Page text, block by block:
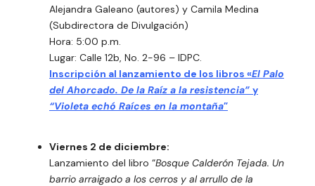
Alejandra Galeano (autores) y Camila Medina
(Subdirectora de Divulgación)
Hora: 5:00 p.m.
Lugar: Calle 12b, No. 2-96 – IDPC.
Inscripción al lanzamiento de los libros «El Palo
del Ahorcado. De la Raíz a la resistencia” y
“Violeta echó Raíces en la montaña”
Viernes 2 de diciembre:
Lanzamiento del libro “Bosque Calderón Tejada. Un
barrio arraigado a los cerros y al arrullo de la